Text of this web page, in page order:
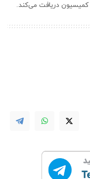
کمیسیون دریافت می‌کند.